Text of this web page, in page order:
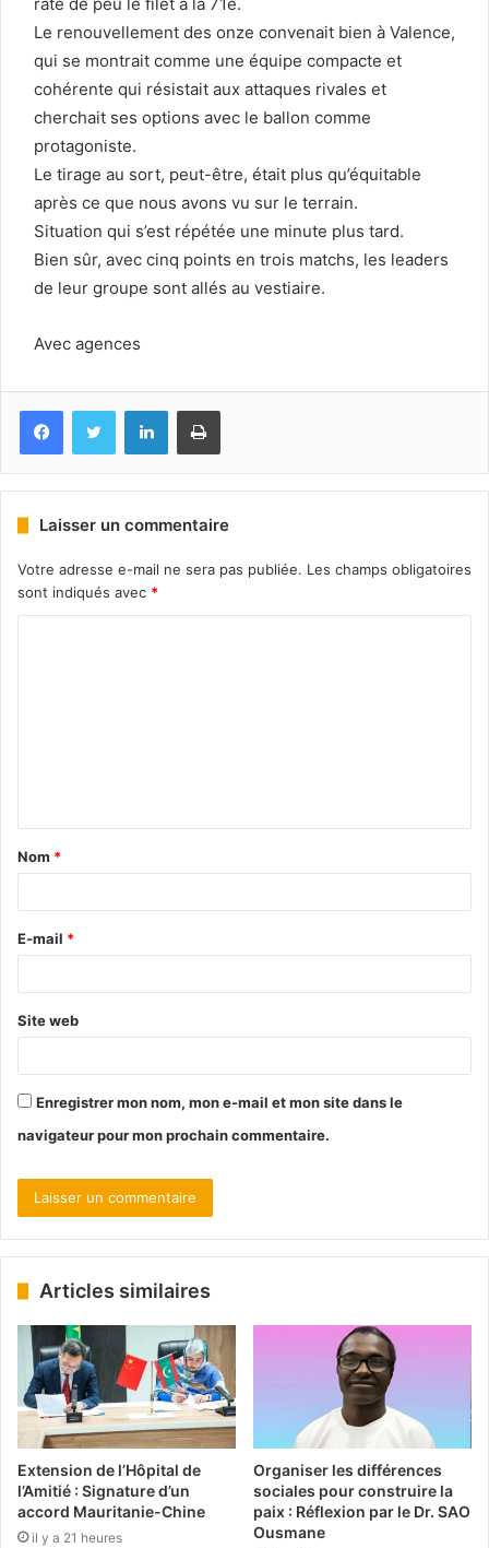
raté de peu le filet à la 71e.
Le renouvellement des onze convenait bien à Valence,
qui se montrait comme une équipe compacte et
cohérente qui résistait aux attaques rivales et
cherchait ses options avec le ballon comme
protagoniste.
Le tirage au sort, peut-être, était plus qu’équitable
après ce que nous avons vu sur le terrain.
Situation qui s’est répétée une minute plus tard.
Bien sûr, avec cinq points en trois matchs, les leaders
de leur groupe sont allés au vestiaire.
Avec agences
FacebookTwitter LinkedinImprimer
Laisser un commentaire
Votre adresse e-mail ne sera pas publiée. Les champs obligatoires
sont indiqués avec *
Nom *
E-mail *
Site web
Enregistrer mon nom, mon e-mail et mon site dans le
navigateur pour mon prochain commentaire.
Articles similaires
Extension de l’Hôpital de
l’Amitié : Signature d’un
accord Mauritanie-Chine
il y a 21 heures
Organiser les différences
sociales pour construire la
paix : Réflexion par le Dr. SAO
Ousmane